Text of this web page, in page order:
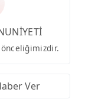
Ver